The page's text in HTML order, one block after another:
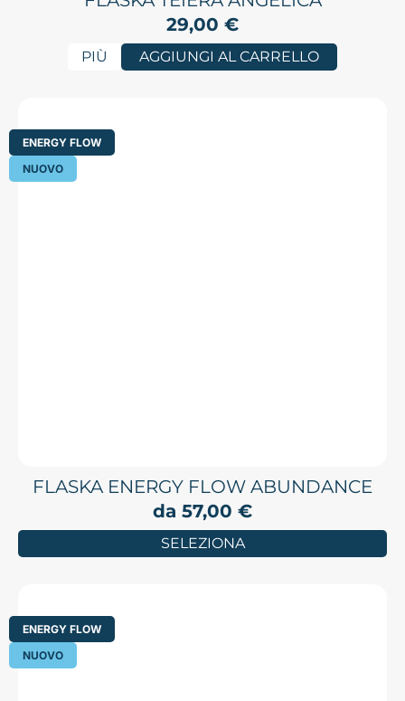
29,00 €
PIÙ AGGIUNGI AL CARRELLO
ENERGY FLOW
NUOVO
FLASKA ENERGY FLOW ABUNDANCE
da 57,00 €
SELEZIONA
ENERGY FLOW
NUOVO